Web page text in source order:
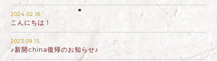
2024.02.16
こんにちは！
2023.09.15
♪新開china復帰のお知らせ♪